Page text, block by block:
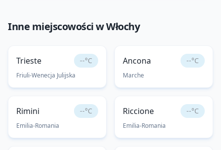
Inne miejscowości wWłochy
Trieste --°C
Friuli-Wenecja Julijska
Ancona --°C
Marche
Rimini --°C
Emilia-Romania
Riccione --°C
Emilia-Romania